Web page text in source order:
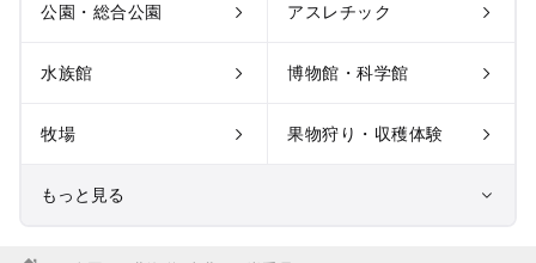
公園・総合公園 アスレチック
水族館 博物館・科学館
牧場 果物狩り・収穫体験
もっと見る